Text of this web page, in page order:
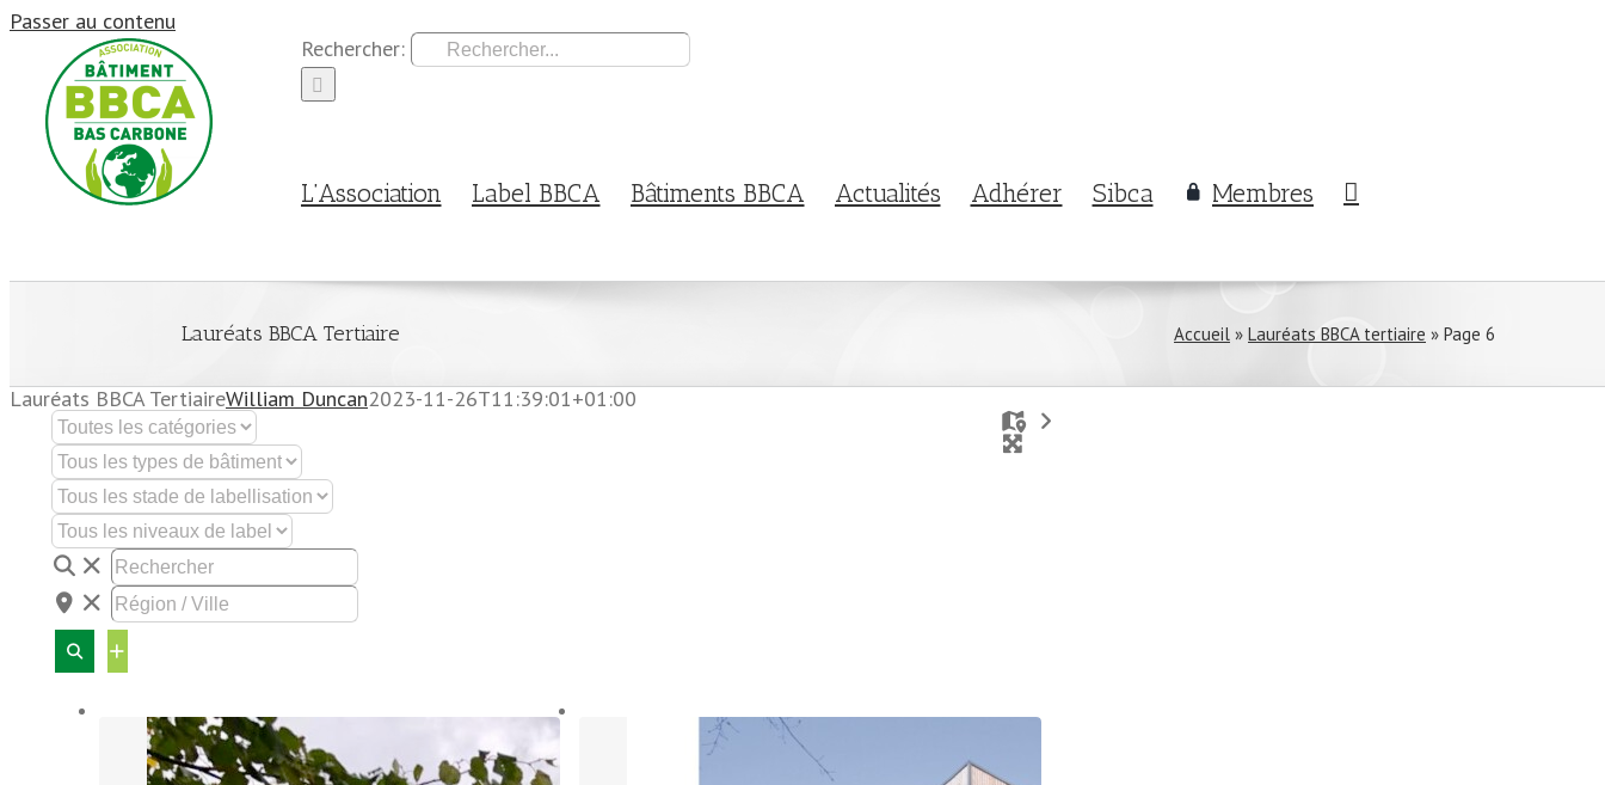
Passer au contenu
Rechercher:
L’Association Label BBCA Bâtiments BBCA Actualités Adhérer Sibca Membres
Lauréats BBCA Tertiaire Accueil » Lauréats BBCA tertiaire » Page 6
Lauréats BBCA TertiaireWilliam Duncan2023-11-26T11:39:01+01:00